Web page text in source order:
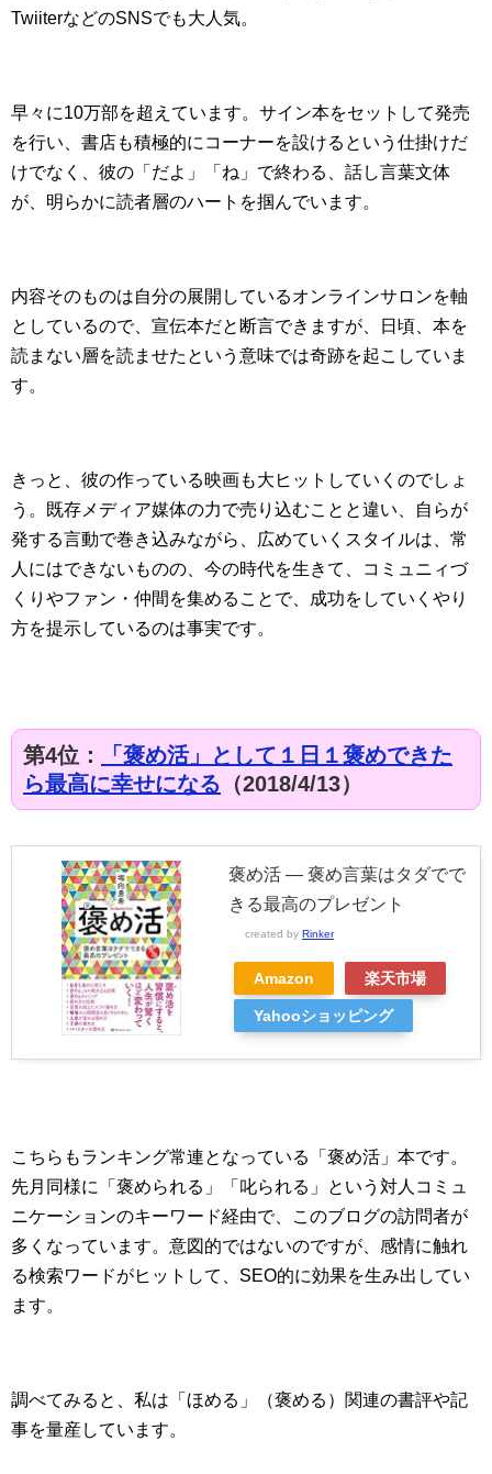
TwiiterなどのSNSでも大人気。
早々に10万部を超えています。サイン本をセットして発売
を行い、書店も積極的にコーナーを設けるという仕掛けだ
けでなく、彼の「だよ」「ね」で終わる、話し言葉文体
が、明らかに読者層のハートを掴んでいます。
内容そのものは自分の展開しているオンラインサロンを軸
としているので、宣伝本だと断言できますが、日頃、本を
読まない層を読ませたという意味では奇跡を起こしていま
す。
きっと、彼の作っている映画も大ヒットしていくのでしょ
う。既存メディア媒体の力で売り込むことと違い、自らが
発する言動で巻き込みながら、広めていくスタイルは、常
人にはできないものの、今の時代を生きて、コミュニィづ
くりやファン・仲間を集めることで、成功をしていくやり
方を提示しているのは事実です。
第4位：
「褒め活」として１日１褒めできた
ら最高に幸せになる （2018/4/13）
褒め活 ― 褒め言葉はタダでで
きる最高のプレゼント
created by Rinker
Amazon 楽天市場
Yahooショッピング
こちらもランキング常連となっている「褒め活」本です。
先月同様に「褒められる」「叱られる」という対人コミュ
ニケーションのキーワード経由で、このブログの訪問者が
多くなっています。意図的ではないのですが、感情に触れ
る検索ワードがヒットして、SEO的に効果を生み出してい
ます。
調べてみると、私は「ほめる」（褒める）関連の書評や記
事を量産しています。